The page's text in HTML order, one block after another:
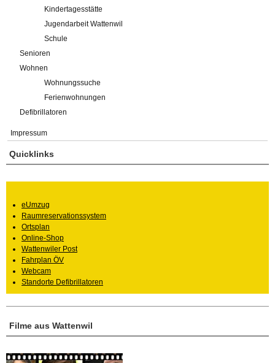
Kindertagesstätte
Jugendarbeit Wattenwil
Schule
Senioren
Wohnen
Wohnungssuche
Ferienwohnungen
Defibrillatoren
Impressum
Filme aus Wattenwil
Quicklinks
eUmzug
Raumreservationssystem
Ortsplan
Online-Shop
Wattenwiler Post
Fahrplan ÖV
Webcam
Standorte Defibrillatoren